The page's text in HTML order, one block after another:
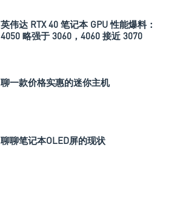
英伟达 RTX 40 笔记本 GPU 性能爆料：
4050 略强于 3060，4060 接近 3070
聊一款价格实惠的迷你主机
聊聊笔记本OLED屏的现状